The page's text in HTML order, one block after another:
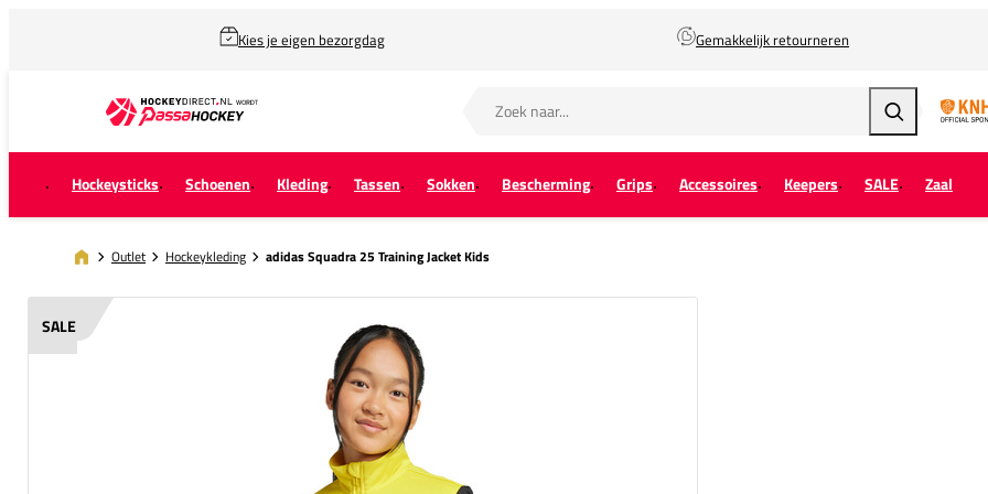
Kies je eigen bezorgdag Gemakkelijk retourneren
Zoeken
Hockeysticks Schoenen Kleding Tassen Sokken Bescherming Grips Accessoires Keepers SALE Zaal
Outlet Hockeykleding adidas Squadra 25 Training Jacket Kids
SALE